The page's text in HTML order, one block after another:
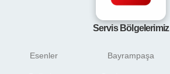
Servis Bölgelerimiz
Esenler Bayrampaşa